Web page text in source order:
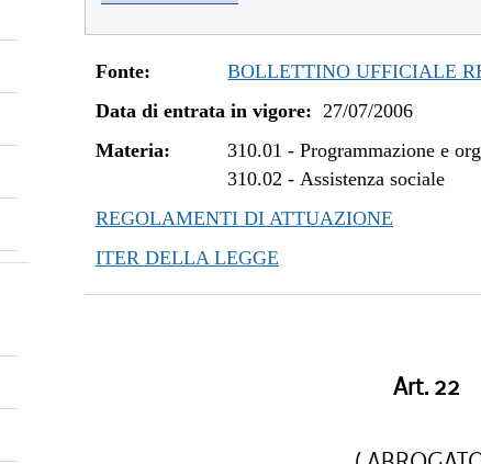
Fonte:
BOLLETTINO UFFICIALE
Data di entrata in vigore: 27/07/2006
Materia:
310.01 -Programmazione e
310.02 -Assistenza sociale
REGOLAMENTI DI ATTUAZIONE
ITER DELLA LEGGE
Art. 22